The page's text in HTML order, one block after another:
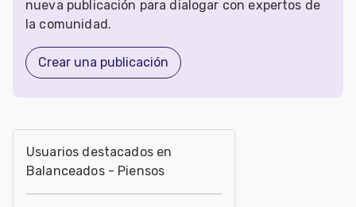
nueva publicación para dialogar con expertos de
la comunidad.
Crear una publicación
Usuarios destacados en
Balanceados - Piensos